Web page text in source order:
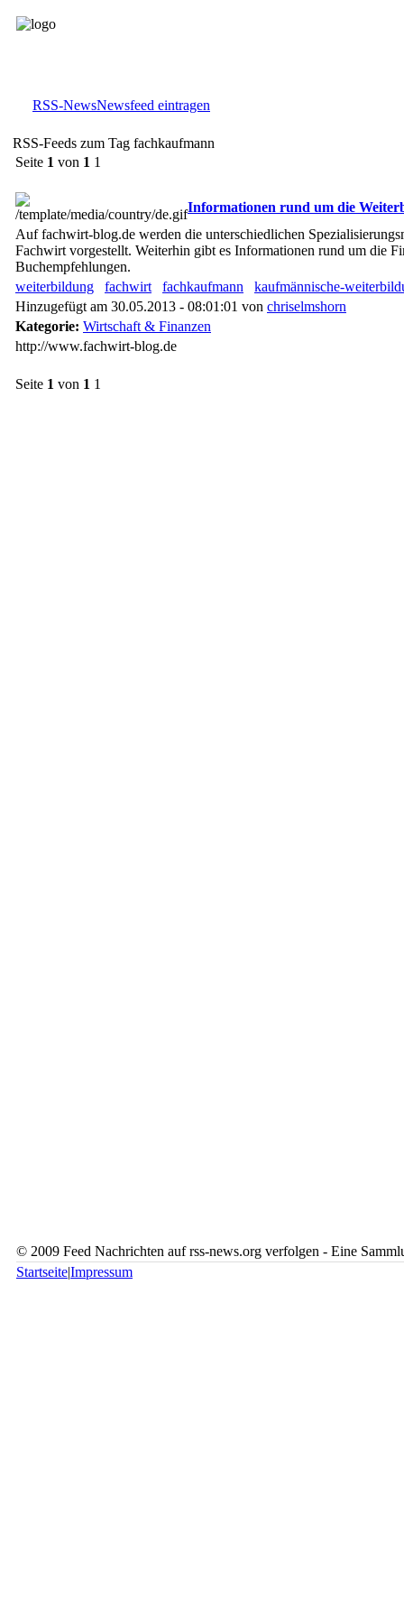
RSS-NewsNewsfeed eintragen
RSS-Feeds zum Tag fachkaufmann
Seite 1 von 1 1
Informationen rund um die
Auf fachwirt-blog.de werden die unterschiedlichen
Fachwirt vorgestellt. Weiterhin gibt es Informationen rund um die
Buchempfehlungen.
weiterbildung
fachwirt fachkaufmann
kaufmännische-
Hinzugefügt am 30.05.2013 - 08:01:01 von chriselmshorn
Kategorie: Wirtschaft & Finanzen
http://www.fachwirt-blog.de
Seite 1 von 1 1
© 2009 Feed Nachrichten auf rss-news.org verfolgen - Eine
Startseite|Impressum